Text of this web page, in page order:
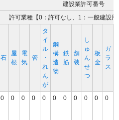
建設業許可番号
許可業種【0：許可なし、1：一般建設
石
屋
根
電
気
管
タ
イ
ル
･
れ
ん
が
鋼
構
造
物
鉄
筋
舗
装
し
ゅ
ん
せ
つ
板
金
ガ
ラ
ス
0 0 0 0 0 0 0 0 0 0 0